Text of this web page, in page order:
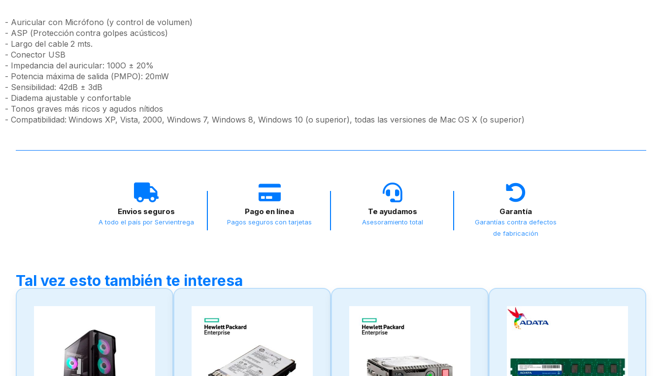
- Auricular con Micrófono (y control de volumen)
- ASP (Protección contra golpes acústicos)
- Largo del cable 2 mts.
- Conector USB
- Impedancia del auricular: 100O ± 20%
- Potencia máxima de salida (PMPO): 20mW
- Sensibilidad: 42dB ± 3dB
- Diadema ajustable y confortable
- Tonos graves más ricos y agudos nítidos
- Compatibilidad: Windows XP, Vista, 2000, Windows 7, Windows 8, Windows 10 (o superior), todas las versiones de Mac OS X (o superior)
Envios seguros
A todo el país por Servientrega
Pago en línea
Pagos seguros con tarjetas
Te ayudamos
Asesoramiento total
Garantía
Garantías contra defectos
de fabricación
Tal vez esto también te interesa